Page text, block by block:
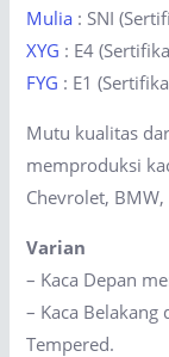
Mulia : SNI
XYG : E4
FYG : E1
Mutu kualitas
memproduksi
Chevrolet,
Varian
– Kaca Depan
– Kaca Belakang
Tempered.